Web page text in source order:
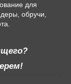
для
обручи,